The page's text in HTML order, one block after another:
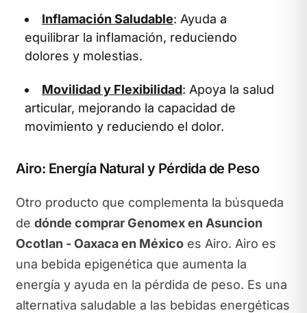
Inflamación Saludable: Ayuda a
equilibrar la inflamación, reduciendo
dolores y molestias.
Movilidad y Flexibilidad: Apoya la salud
articular, mejorando la capacidad de
movimiento y reduciendo el dolor.
Airo: Energía Natural y Pérdida de Peso
Otro producto que complementa la búsqueda
de dónde comprar Genomex en Asuncion
Ocotlan - Oaxaca en Méxicoes Airo. Airo es
una bebida epigenética que aumenta la
energía y ayuda en la pérdida de peso. Es una
alternativa saludable a las bebidas energéticas